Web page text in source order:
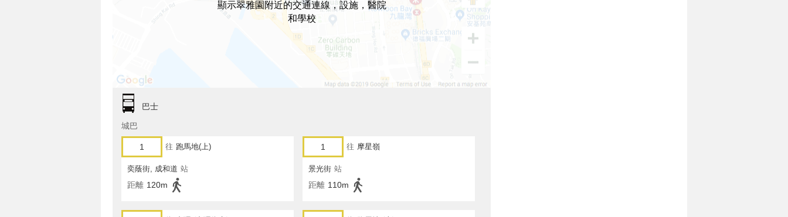
顯示翠雅園附近的交通連線，設施，醫院
和學校
巴士
城巴
1 往 跑馬地(上)
奕蔭街, 成和道 站
距離 120m
1 往 摩星嶺
景光街 站
距離 110m